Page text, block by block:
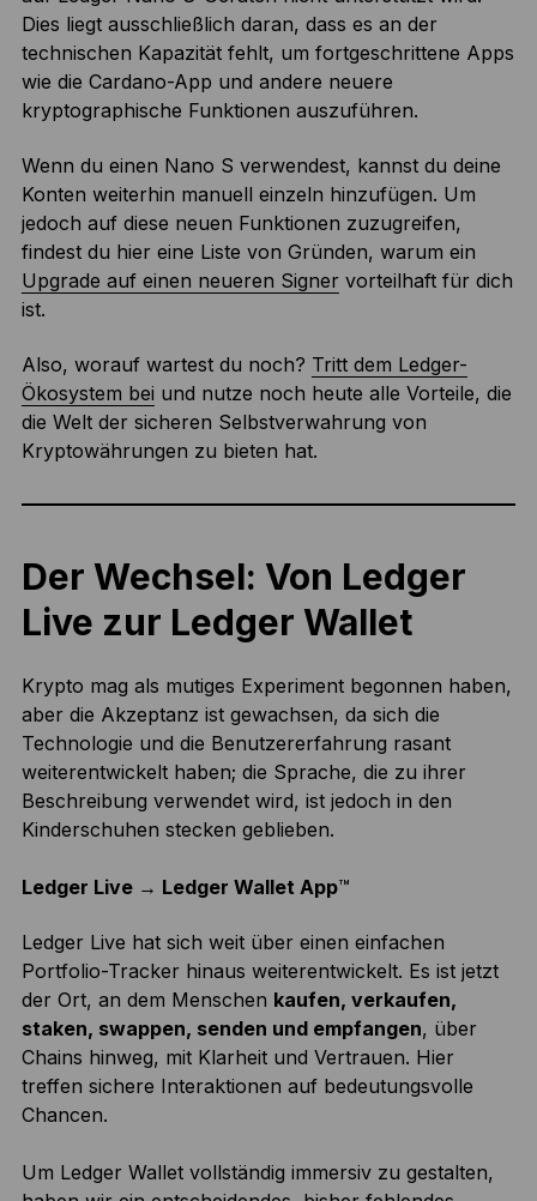
Dies liegt ausschließlich daran, dass es an der
technischen Kapazität fehlt, um fortgeschrittene Apps
wie die Cardano-App und andere neuere
kryptographische Funktionen auszuführen.
Wenn du einen Nano S verwendest, kannst du deine
Konten weiterhin manuell einzeln hinzufügen. Um
jedoch auf diese neuen Funktionen zuzugreifen,
findest du hier eine Liste von Gründen, warum ein
Upgrade auf einen neueren Signer vorteilhaft für dich
ist.
Also, worauf wartest du noch? Tritt dem Ledger-
Ökosystem bei und nutze noch heute alle Vorteile, die
die Welt der sicheren Selbstverwahrung von
Kryptowährungen zu bieten hat.
Der Wechsel: Von Ledger
Live zur Ledger Wallet
Krypto mag als mutiges Experiment begonnen haben,
aber die Akzeptanz ist gewachsen, da sich die
Technologie und die Benutzererfahrung rasant
weiterentwickelt haben; die Sprache, die zu ihrer
Beschreibung verwendet wird, ist jedoch in den
Kinderschuhen stecken geblieben.
Ledger Live → Ledger Wallet App™
Ledger Live hat sich weit über einen einfachen
Portfolio-Tracker hinaus weiterentwickelt. Es ist jetzt
der Ort, an dem Menschen kaufen, verkaufen,
staken, swappen, senden und empfangen, über
Chains hinweg, mit Klarheit und Vertrauen. Hier
treffen sichere Interaktionen auf bedeutungsvolle
Chancen.
Um Ledger Wallet vollständig immersiv zu gestalten,